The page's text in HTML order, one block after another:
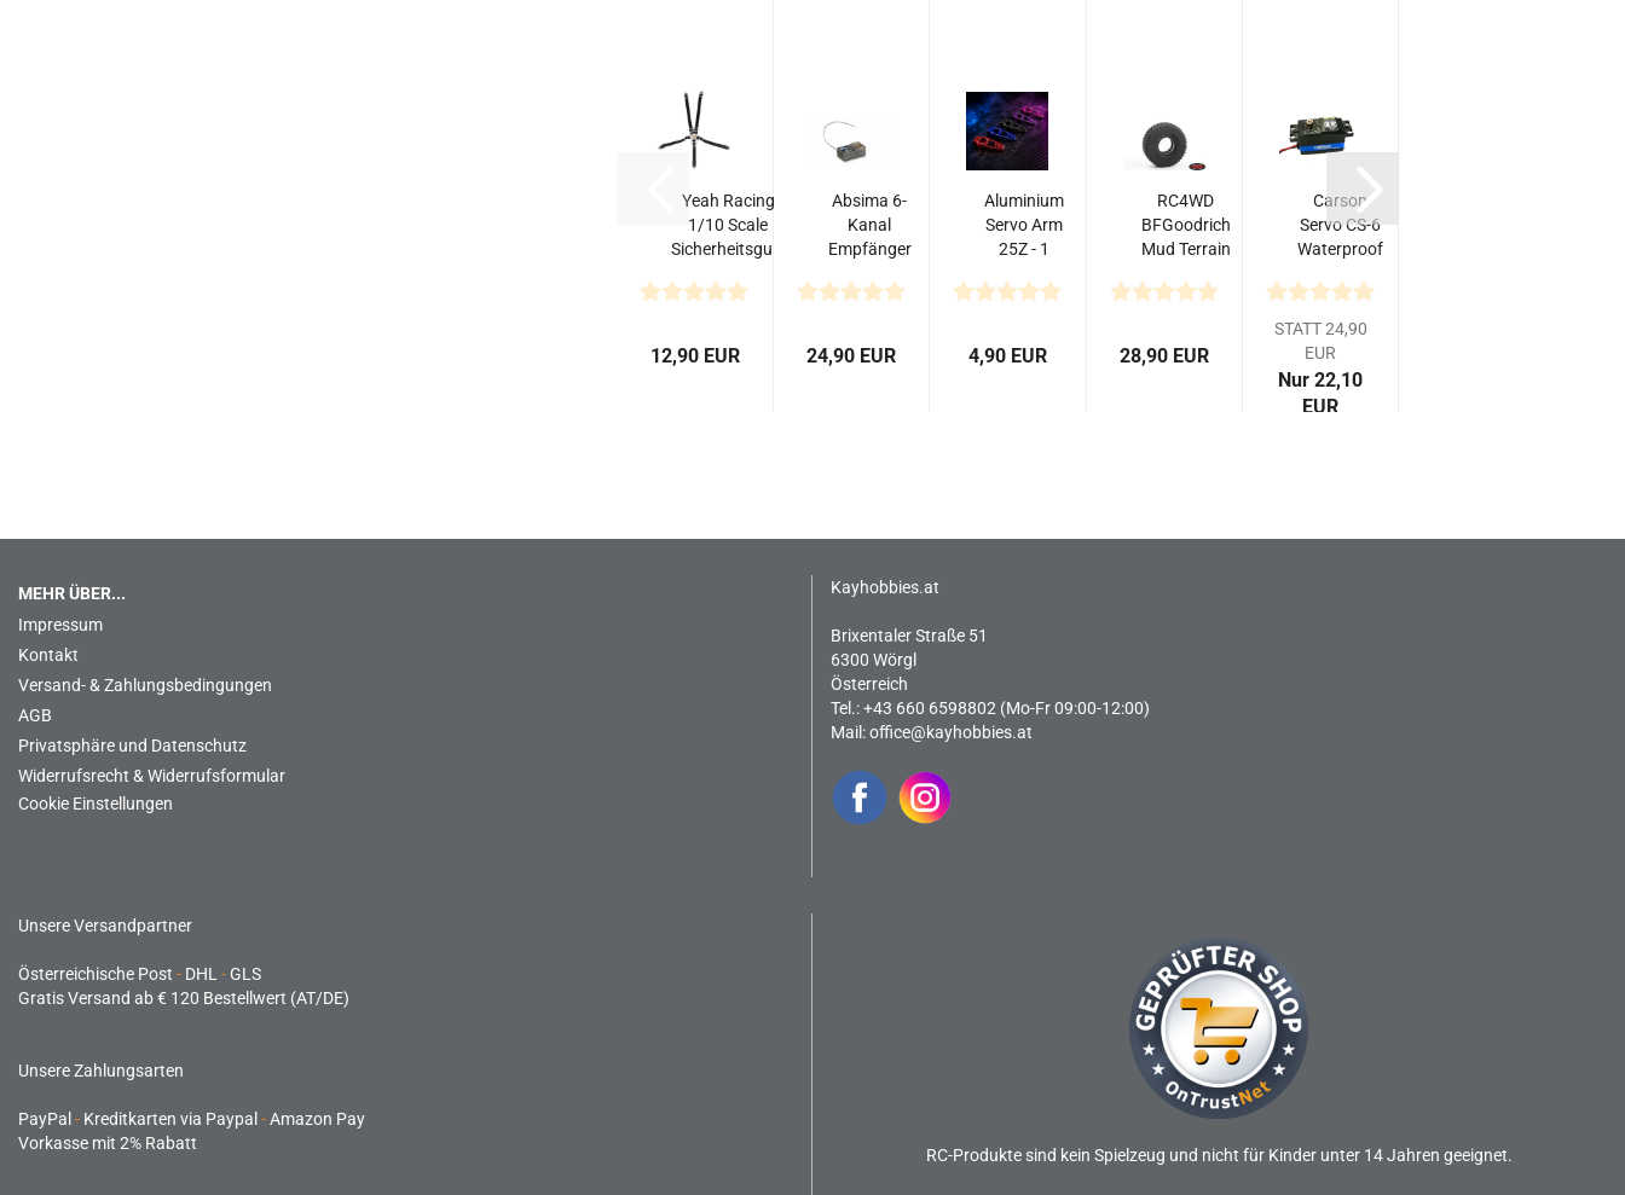
Yeah Racing
1/10 Scale
Sicherheitsgurt
12,90 EUR
Absima 6-
Kanal
Empfänger
GHz
24,90 EUR
Aluminium
Servo Arm
25Z - 1
4,90 EUR
RC4WD
BFGoodrich
Mud Terrain
1.55" Scale
28,90 EUR
Carson
Servo CS-6
Waterproof
Low Profile
STATT 24,90
EUR
Nur 22,10
EUR
MEHR ÜBER...
Impressum
Kontakt
Versand- & Zahlungsbedingungen
AGB
Privatsphäre und Datenschutz
Widerrufsrecht & Widerrufsformular
Cookie Einstellungen
Kayhobbies.at
Brixentaler Straße 51
6300 Wörgl
Österreich
Tel.: +43 660 6598802 (Mo-Fr 09:00-12:00)
Mail:office@kayhobbies.at
Unsere Versandpartner
Österreichische Post - DHL -GLS
Gratis Versand ab € 120 Bestellwert (AT/DE)
Unsere Zahlungsarten
PayPal - Kreditkarten via Paypal -Amazon Pay
Vorkasse mit 2% Rabatt
RC-Produkte sind kein Spielzeug und nicht für Kinder unter 14 Jahren geeignet.